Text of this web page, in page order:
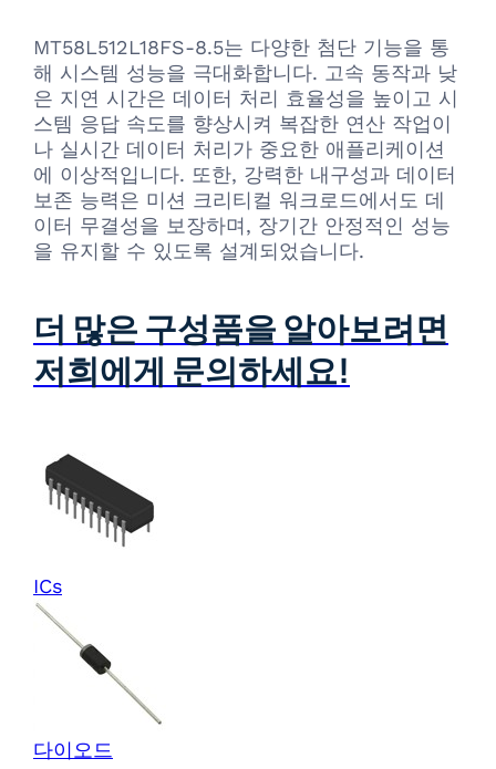
MT58L512L18FS-8.5는 다양한 첨단 기능을 통
해 시스템 성능을 극대화합니다. 고속 동작과 낮
은 지연 시간은 데이터 처리 효율성을 높이고 시
스템 응답 속도를 향상시켜 복잡한 연산 작업이
나 실시간 데이터 처리가 중요한 애플리케이션
에 이상적입니다. 또한, 강력한 내구성과 데이터
보존 능력은 미션 크리티컬 워크로드에서도 데
이터 무결성을 보장하며, 장기간 안정적인 성능
을 유지할 수 있도록 설계되었습니다.
더 많은 구성품을 알아보려면
저희에게 문의하세요!
ICs
다이오드